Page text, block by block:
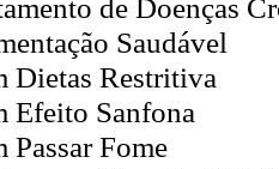
de Doenças
Saudável
Dietas Restritiva
Efeito Sanfona
Passar Fome